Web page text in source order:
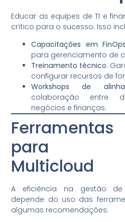
Educar as equipes de TI e
crítico para o sucesso. Isso
Capacitações em FinOps
para gerenciamento de
Treinamento técnico:
configurar recursos de
Workshops de
colaboração entre
negócios e finanças.
Ferramentas
para
Multicloud
A eficiência na gestão de
depende do uso das
algumas recomendações: